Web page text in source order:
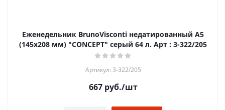
Еженедельник BrunoVisconti недатированный А5
(145х208 мм) "CONCEPT" серый 64 л. Арт : 3-322/205
Артикул: 3-322/205
667руб./шт